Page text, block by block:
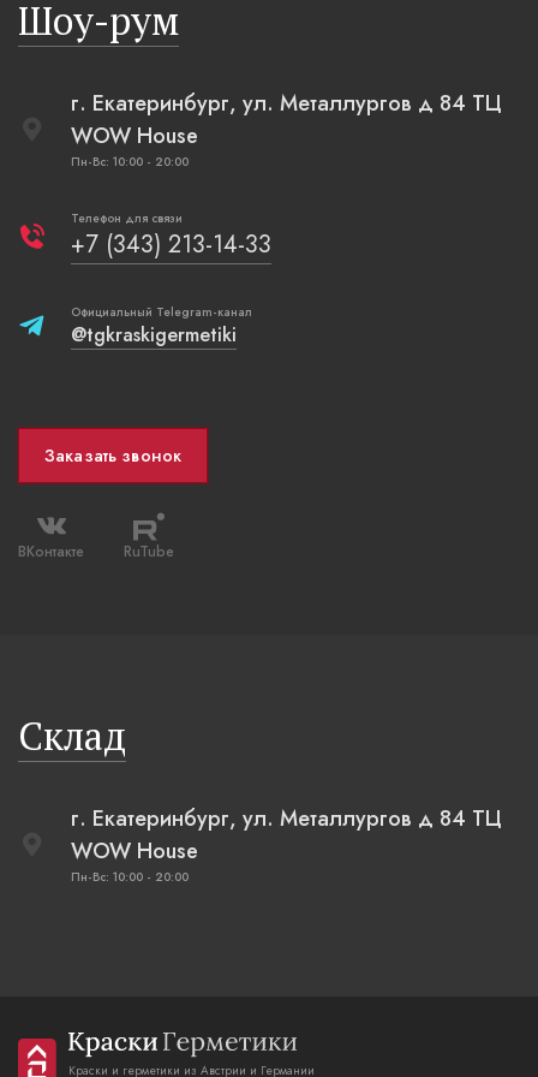
Шоу-рум
г. Екатеринбург, ул. Металлургов д 84 ТЦ
WOW House
Пн-Вс: 10:00 - 20:00
Телефон для связи
+7 (343) 213-14-33
Официальный Telegram-канал
@tgkraskigermetiki
Заказать звонок
ВКонтакте RuTube
Склад
г. Екатеринбург, ул. Металлургов д 84 ТЦ
WOW House
Пн-Вс: 10:00 - 20:00
Краски и герметики из Австрии и Германии